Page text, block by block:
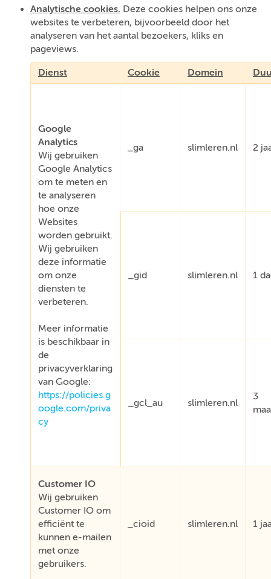
Analytische cookies. Deze cookies helpen ons onze
websites te verbeteren, bijvoorbeeld door het
analyseren van het aantal bezoekers, kliks en
pageviews.
Dienst Cookie Domein
Google
Analytics
Wij gebruiken
Google Analytics
om te meten en
te analyseren
hoe onze
Websites
worden gebruikt.
Wij gebruiken
deze informatie
om onze
diensten te
verbeteren.
Meer informatie
is beschikbaar in
de
privacyverklaring
van Google:
https://policies.g
oogle.com/priva
cy
_ga slimleren.nl 2
_gid slimleren.nl 1
_gcl_au slimleren.nl
3
Customer IO
Wij gebruiken
Customer IO om
efficiënt te
kunnen e-mailen
met onze
gebruikers.
_cioid slimleren.nl 1